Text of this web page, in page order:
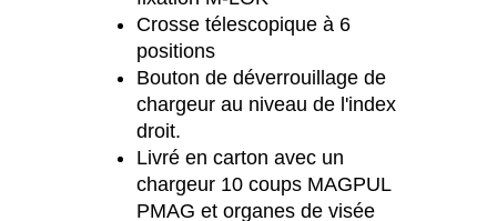
Crosse télescopique à 6
positions
Bouton de déverrouillage de
chargeur au niveau de l'index
droit.
Livré en carton avec un
chargeur 10 coups MAGPUL
PMAG et organes de visée